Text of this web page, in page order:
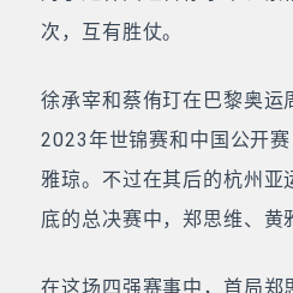
次，互有胜仗。
徐承宰和蔡侑玎在巴黎奥运
2023年世锦赛和中国公开
雅琼。不过在其后的杭州亚
底的总决赛中，郑思维、黄
在这场四强赛事中，首局郑